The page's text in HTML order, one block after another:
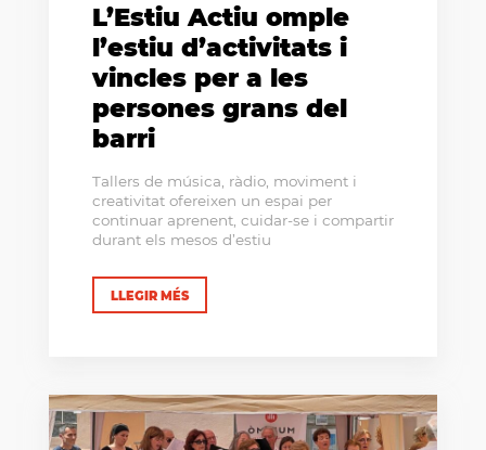
L’Estiu Actiu omple
l’estiu d’activitats i
vincles per a les
persones grans del
barri
Tallers de música, ràdio, moviment i
creativitat ofereixen un espai per
continuar aprenent, cuidar-se i compartir
durant els mesos d’estiu
LLEGIR MÉS